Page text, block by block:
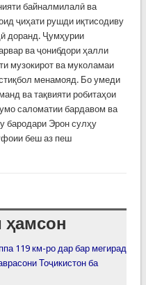
байналмилалӣ ва
ҷиҳати рушди иқтисодиву
доранд. Ҷумҳурии
ва ҷонибдори ҳалли
музокирот ва муколамаи
менамояд. Бо умеди
ва тақвияти робитаҳои
саломатии бардавом ва
бародари Эрон сулҳу
беш аз пеш
119 км-ро дар бар мегирад
Тоҷикистон ба